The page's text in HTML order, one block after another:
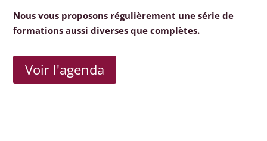
Nous vous proposons régulièrement une série de
formations aussi diverses que complètes.
Voir l'agenda